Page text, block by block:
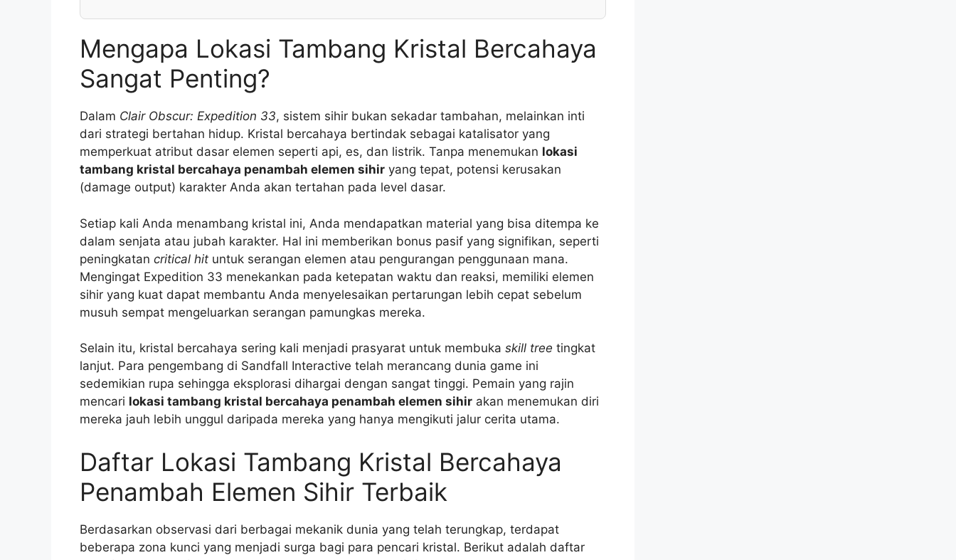
Mengapa Lokasi Tambang Kristal Bercahaya
Sangat Penting?
Dalam Clair Obscur: Expedition 33, sistem sihir bukan sekadar tambahan, melainkan inti
dari strategi bertahan hidup. Kristal bercahaya bertindak sebagai katalisator yang
memperkuat atribut dasar elemen seperti api, es, dan listrik. Tanpa menemukan lokasi
tambang kristal bercahaya penambah elemen sihir yang tepat, potensi kerusakan
(damage output) karakter Anda akan tertahan pada level dasar.
Setiap kali Anda menambang kristal ini, Anda mendapatkan material yang bisa ditempa ke
dalam senjata atau jubah karakter. Hal ini memberikan bonus pasif yang signifikan, seperti
peningkatan critical hit untuk serangan elemen atau pengurangan penggunaan mana.
Mengingat Expedition 33 menekankan pada ketepatan waktu dan reaksi, memiliki elemen
sihir yang kuat dapat membantu Anda menyelesaikan pertarungan lebih cepat sebelum
musuh sempat mengeluarkan serangan pamungkas mereka.
Selain itu, kristal bercahaya sering kali menjadi prasyarat untuk membuka skill tree tingkat
lanjut. Para pengembang di Sandfall Interactive telah merancang dunia game ini
sedemikian rupa sehingga eksplorasi dihargai dengan sangat tinggi. Pemain yang rajin
mencari lokasi tambang kristal bercahaya penambah elemen sihir akan menemukan diri
mereka jauh lebih unggul daripada mereka yang hanya mengikuti jalur cerita utama.
Daftar Lokasi Tambang Kristal Bercahaya
Penambah Elemen Sihir Terbaik
Berdasarkan observasi dari berbagai mekanik dunia yang telah terungkap, terdapat
beberapa zona kunci yang menjadi surga bagi para pencari kristal. Berikut adalah daftar